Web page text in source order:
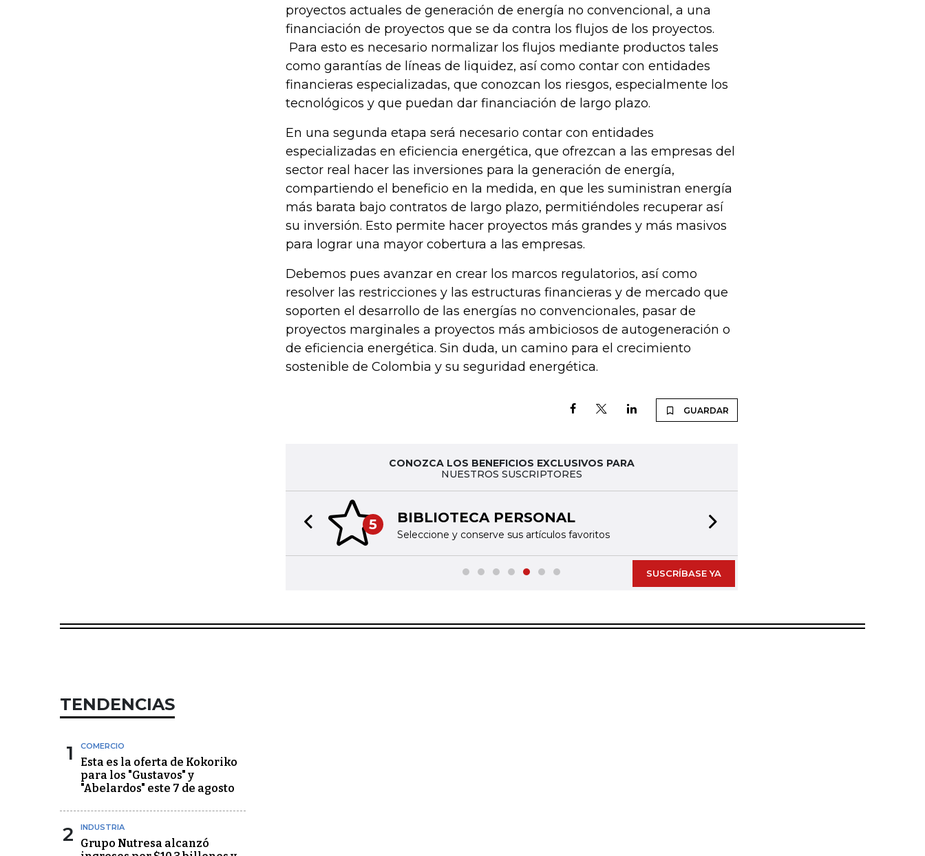
proyectos actuales de generación de energía no convencional, a una
financiación de proyectos que se da contra los flujos de los proyectos.
Para esto es necesario normalizar los flujos mediante productos tales
como garantías de líneas de liquidez, así como contar con entidades
financieras especializadas, que conozcan los riesgos, especialmente los
tecnológicos y que puedan dar financiación de largo plazo.
En una segunda etapa será necesario contar con entidades
especializadas en eficiencia energética, que ofrezcan a las empresas del
sector real hacer las inversiones para la generación de energía,
compartiendo el beneficio en la medida, en que les suministran energía
más barata bajo contratos de largo plazo, permitiéndoles recuperar así
su inversión. Esto permite hacer proyectos más grandes y más masivos
para lograr una mayor cobertura a las empresas.
Debemos pues avanzar en crear los marcos regulatorios, así como
resolver las restricciones y las estructuras financieras y de mercado que
soporten el desarrollo de las energías no convencionales, pasar de
proyectos marginales a proyectos más ambiciosos de autogeneración o
de eficiencia energética. Sin duda, un camino para el crecimiento
sostenible de Colombia y su seguridad energética.
GUARDAR
CONOZCA LOS BENEFICIOS EXCLUSIVOS PARA
NUESTROS SUSCRIPTORES
5 BIBLIOTECA PERSONAL
Seleccione y conserve sus artículos favoritos
Previous slide
SUSCRÍBASE YA
TENDENCIAS
1 COMERCIO
Esta es la oferta de Kokoriko
para los "Gustavos" y
"Abelardos" este 7 de agosto
2 INDUSTRIA
Grupo Nutresa alcanzó